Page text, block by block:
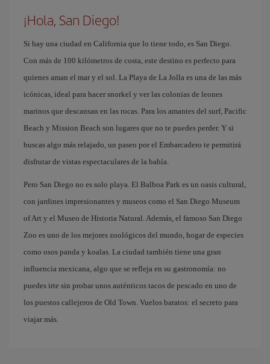
¡Hola, San Diego!
Si hay una ciudad en California que lo tiene todo, es San Diego.
Con más de 100 kilómetros de costa, este destino es perfecto para
quienes aman el mar y el sol. La Playa de La Jolla es una de las más
icónicas, ideal para hacer snorkel y ver las colonias de leones
marinos que descansan en las rocas. Para los amantes del surf, Pacific
Beach y Mission Beach son lugares que no te puedes perder. Y si
buscas algo más relajado, un paseo por el Embarcadero te permitirá
disfrutar de vistas espectaculares de la bahía.
Pero San Diego no es solo playa. El Balboa Park es un oasis cultural,
con jardines impresionantes y museos como el San Diego Museum
of Art y el Museo de Historia Natural. Además, el famoso San Diego
Zoo es uno de los mejores zoológicos del mundo, hogar de especies
como osos panda y koalas. La ciudad también tiene una gran
influencia mexicana, algo que se refleja en su gastronomía: no
puedes irte sin probar unos auténticos tacos de pescado en uno de
los puestos callejeros de Old Town. Vuelos baratos: el secreto para
viajar más.